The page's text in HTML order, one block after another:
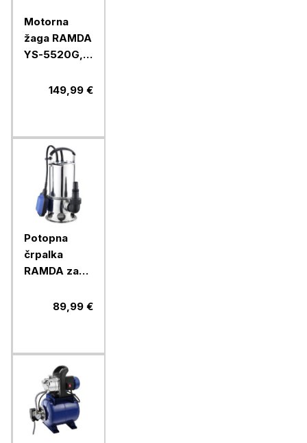
Motorna
žaga RAMDA
YS-5520G,
149,99 €
Potopna
črpalka
RAMDA za
vodo, 1100
89,99 €